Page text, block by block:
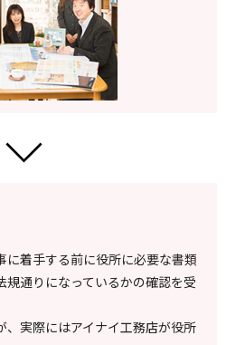
に着手する前に役所に必要な書類
規通りになっているかの確認を受
、実際にはアイナイ工務店が役所